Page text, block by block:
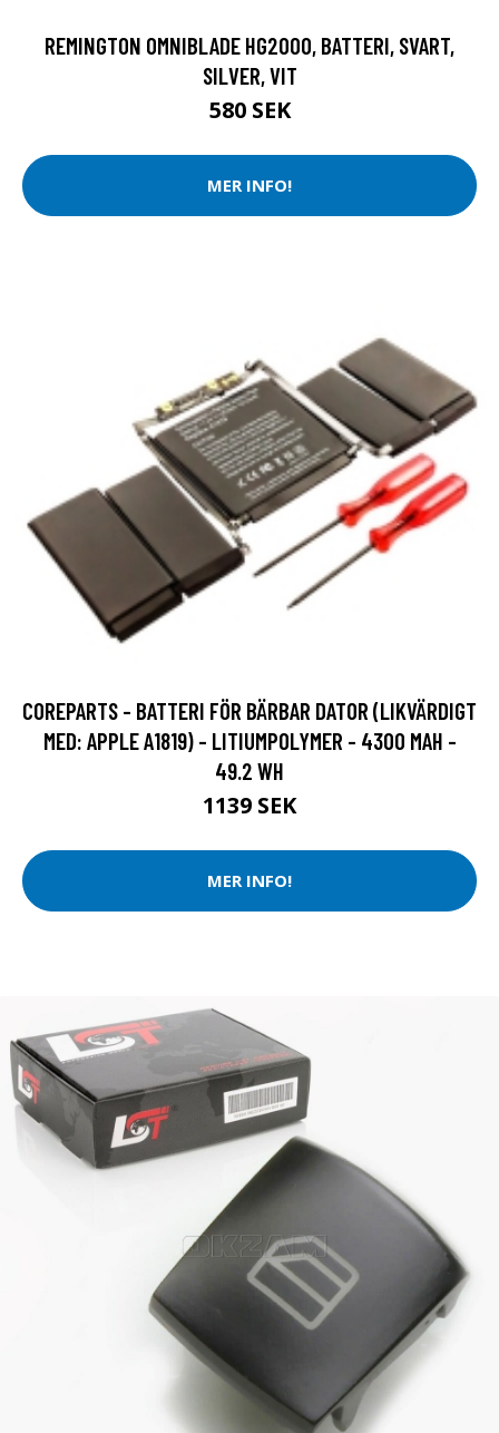
REMINGTON OMNIBLADE HG2000, BATTERI, SVART,
SILVER, VIT
580 SEK
MER INFO!
COREPARTS - BATTERI FÖR BÄRBAR DATOR (LIKVÄRDIGT
MED: APPLE A1819) - LITIUMPOLYMER - 4300 MAH -
49.2 WH
1139 SEK
MER INFO!